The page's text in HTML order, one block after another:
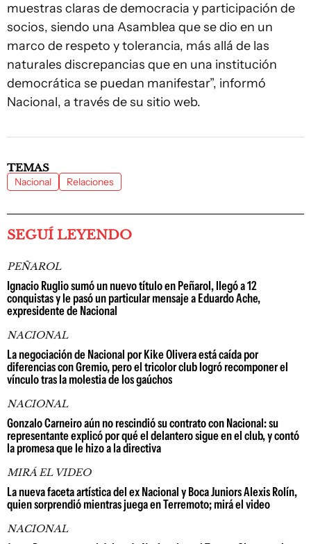
muestras claras de democracia y participación de
socios, siendo una Asamblea que se dio en un
marco de respeto y tolerancia, más allá de las
naturales discrepancias que en una institución
democrática se puedan manifestar”, informó
Nacional, a través de su sitio web.
TEMAS
Nacional Relaciones
SEGUÍ LEYENDO
PEÑAROL
Ignacio Ruglio sumó un nuevo título en Peñarol, llegó a 12
conquistas y le pasó un particular mensaje a Eduardo Ache,
expresidente de Nacional
NACIONAL
La negociación de Nacional por Kike Olivera está caída por
diferencias con Gremio, pero el tricolor club logró recomponer el
vínculo tras la molestia de los gaúchos
NACIONAL
Gonzalo Carneiro aún no rescindió su contrato con Nacional: su
representante explicó por qué el delantero sigue en el club, y contó
la promesa que le hizo a la directiva
MIRÁ EL VIDEO
La nueva faceta artística del ex Nacional y Boca Juniors Alexis Rolín,
quien sorprendió mientras juega en Terremoto; mirá el video
NACIONAL